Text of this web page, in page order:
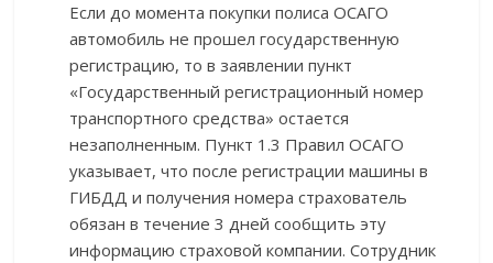
Если до момента покупки полиса ОСАГО
автомобиль не прошел государственную
регистрацию, то в заявлении пункт
«Государственный регистрационный номер
транспортного средства» остается
незаполненным. Пункт 1.3 Правил ОСАГО
указывает, что после регистрации машины в
ГИБДД и получения номера страхователь
обязан в течение 3 дней сообщить эту
информацию страховой компании. Сотрудник